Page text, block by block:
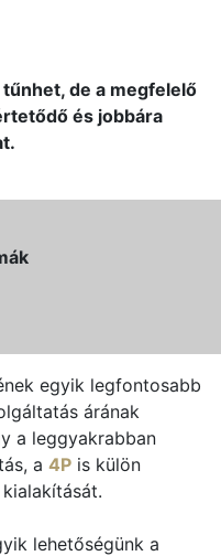
de a megfelelő
és jobbára
egyik legfontosabb
árának
a leggyakrabban
a 4P is külön
lehetőségünk a